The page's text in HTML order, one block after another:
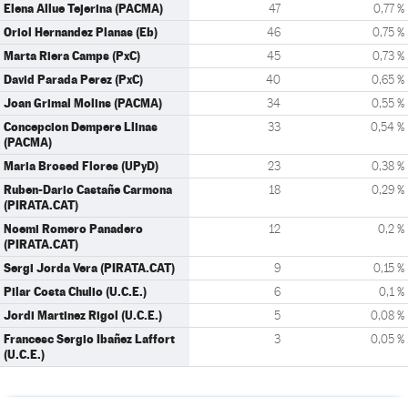
Elena Allue Tejerina (PACMA) 47 0,77 %
Oriol Hernandez Planas (Eb) 46 0,75 %
Marta Riera Camps (PxC) 45 0,73 %
David Parada Perez (PxC) 40 0,65 %
Joan Grimal Molins (PACMA) 34 0,55 %
Concepcion Dempere Llinas
(PACMA)
33 0,54 %
Maria Brosed Flores (UPyD) 23 0,38 %
Ruben-Dario Castañe Carmona
(PIRATA.CAT)
18 0,29 %
Noemi Romero Panadero
(PIRATA.CAT)
12 0,2 %
Sergi Jorda Vera (PIRATA.CAT) 9 0,15 %
Pilar Costa Chulio (U.C.E.) 6 0,1 %
Jordi Martinez Rigol (U.C.E.) 5 0,08 %
Francesc Sergio Ibañez Laffort
(U.C.E.)
3 0,05 %